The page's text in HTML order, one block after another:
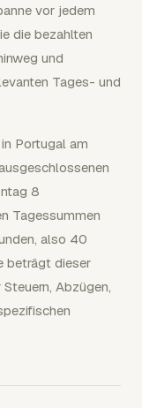
vor jedem
die bezahlten
und
Tages- und
Portugal am
8
Tagessummen
also 40
beträgt dieser
Abzügen,